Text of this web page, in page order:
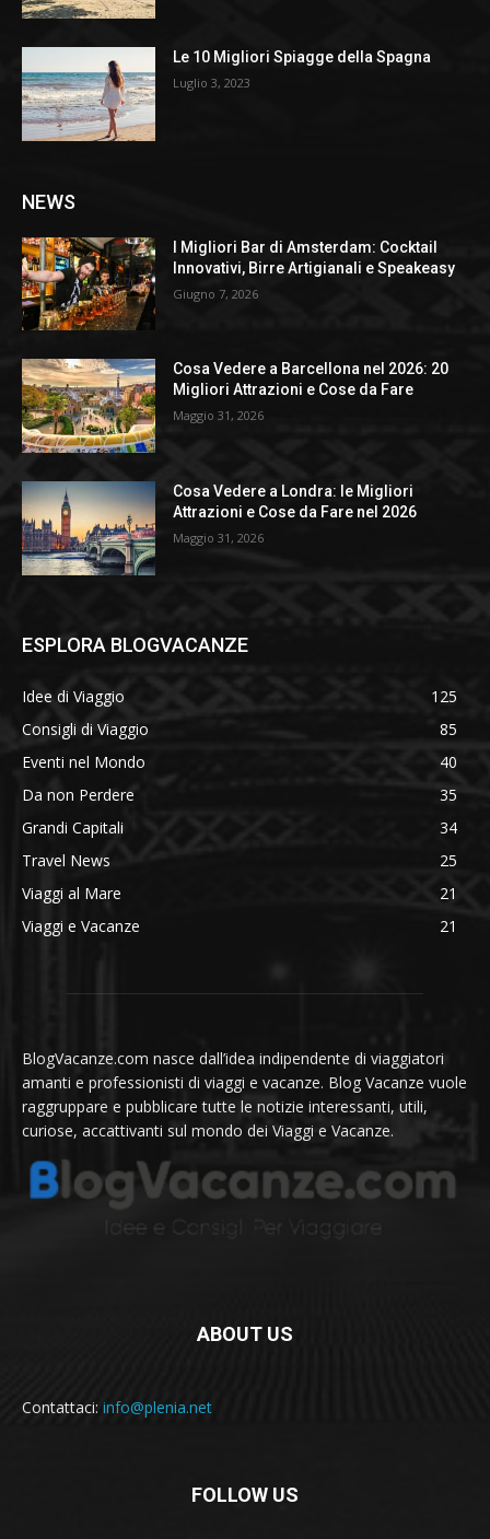
Le 10 Migliori Spiagge della Spagna
Luglio 3, 2023
NEWS
I Migliori Bar di Amsterdam: Cocktail
Innovativi, Birre Artigianali e Speakeasy
Giugno 7, 2026
Cosa Vedere a Barcellona nel 2026: 20
Migliori Attrazioni e Cose da Fare
Maggio 31, 2026
Cosa Vedere a Londra: le Migliori
Attrazioni e Cose da Fare nel 2026
Maggio 31, 2026
ESPLORA BLOGVACANZE
Idee di Viaggio
125
Consigli di Viaggio
85
Eventi nel Mondo
40
Da non Perdere
35
Grandi Capitali
34
Travel News
25
Viaggi al Mare
21
Viaggi e Vacanze
21
BlogVacanze.com nasce dall’idea indipendente di viaggiatori
amanti e professionisti di viaggi e vacanze. Blog Vacanze vuole
raggruppare e pubblicare tutte le notizie interessanti, utili,
curiose, accattivanti sul mondo dei Viaggi e Vacanze.
ABOUT US
Contattaci: info@plenia.net
FOLLOW US